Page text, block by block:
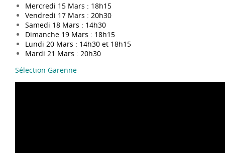
Mercredi 15 Mars : 18h15
Vendredi 17 Mars : 20h30
Samedi 18 Mars : 14h30
Dimanche 19 Mars : 18h15
Lundi 20 Mars : 14h30 et 18h15
Mardi 21 Mars : 20h30
Sélection Garenne